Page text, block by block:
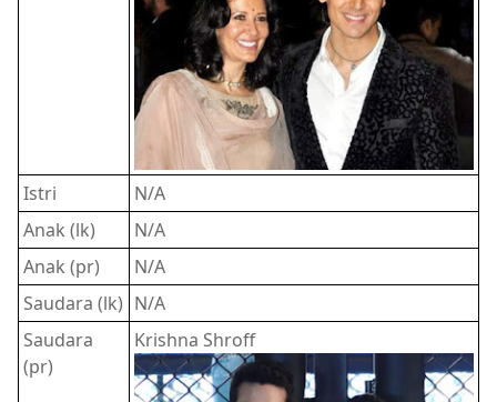
Istri
N/A
Anak (lk)
N/A
Anak (pr)
N/A
Saudara (lk) N/A
Saudara
(pr)
Krishna Shroff